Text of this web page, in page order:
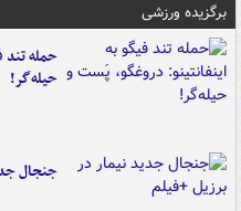
برگزیده ورزشی
حمله تند
حیله‌گر!
جنجال